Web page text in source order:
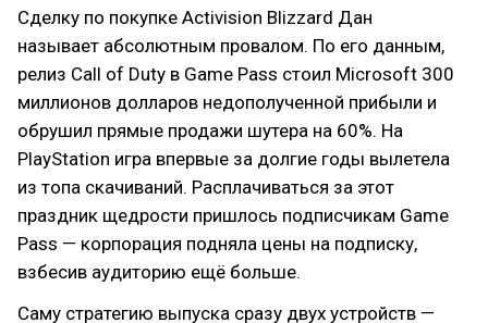
Сделку по покупке Activision Blizzard Дан
называет абсолютным провалом. По его данным,
релиз Call of Duty в Game Pass стоил Microsoft 300
миллионов долларов недополученной прибыли и
обрушил прямые продажи шутера на 60%. На
PlayStation игра впервые за долгие годы вылетела
из топа скачиваний. Расплачиваться за этот
праздник щедрости пришлось подписчикам Game
Pass — корпорация подняла цены на подписку,
взбесив аудиторию ещё больше.
Саму стратегию выпуска сразу двух устройств —